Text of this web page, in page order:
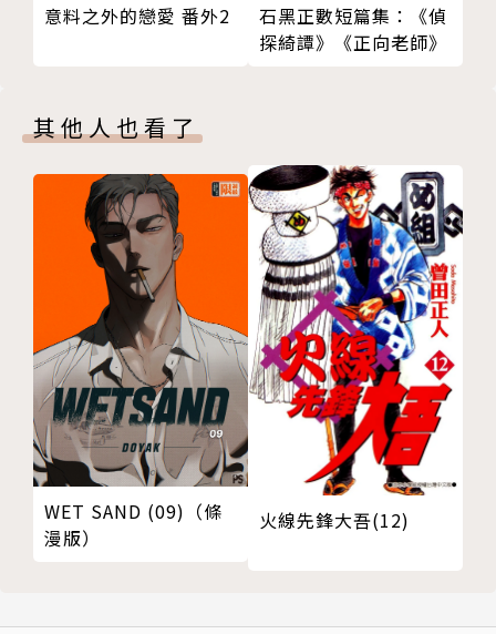
意料之外的戀愛 番外2
石黑正數短篇集：《偵
探綺譚》《正向老師》
其他人也看了
WET SAND (09)（條
漫版）
火線先鋒大吾(12)